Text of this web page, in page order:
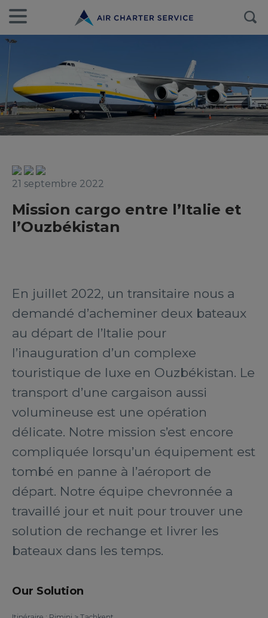
21 septembre 2022
Mission cargo entre l’Italie et
l’Ouzbékistan
En juillet 2022, un transitaire nous a
demandé d’acheminer deux bateaux
au départ de l’Italie pour
l’inauguration d’un complexe
touristique de luxe en Ouzbékistan. Le
transport d’une cargaison aussi
volumineuse est une opération
délicate. Notre mission s’est encore
compliquée lorsqu’un équipement est
tombé en panne à l’aéroport de
départ. Notre équipe chevronnée a
travaillé jour et nuit pour trouver une
solution de rechange et livrer les
bateaux dans les temps.
Our Solution